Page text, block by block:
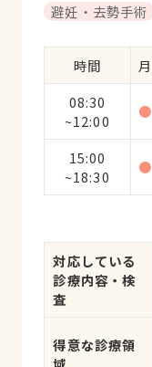
避妊・去勢手術
時間 月
08:30
~12:00
●
15:00
~18:30
●
対応している
診療内容・検
査
得意な診療領